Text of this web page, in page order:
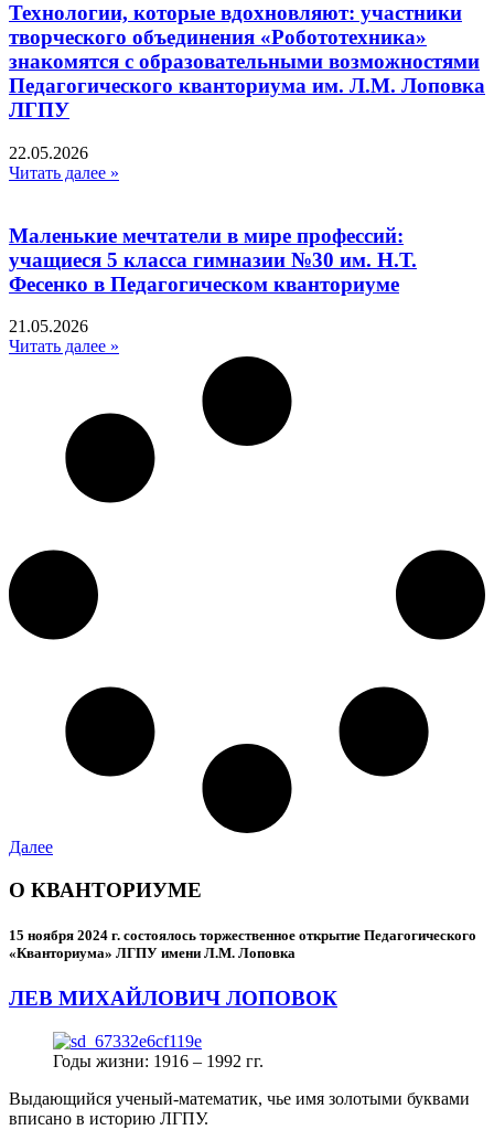
Технологии, которые вдохновляют: участники
творческого объединения «Робототехника»
знакомятся с образовательными возможностями
Педагогического кванториума им. Л.М. Лоповка
ЛГПУ
22.05.2026
Читать далее »
Маленькие мечтатели в мире профессий:
учащиеся 5 класса гимназии №30 им. Н.Т.
Фесенко в Педагогическом кванториуме
21.05.2026
Читать далее »
Далее
О КВАНТОРИУМЕ
15 ноября 2024 г. состоялось торжественное открытие Педагогического
«Кванториума» ЛГПУ имени Л.М. Лоповка
ЛЕВ МИХАЙЛОВИЧ ЛОПОВОК
Годы жизни: 1916 – 1992 гг.
Выдающийся ученый-математик, чье имя золотыми буквами
вписано в историю ЛГПУ.